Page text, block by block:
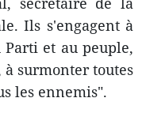
Ils s'engagent à
et au peuple,
à surmonter toutes
les ennemis".